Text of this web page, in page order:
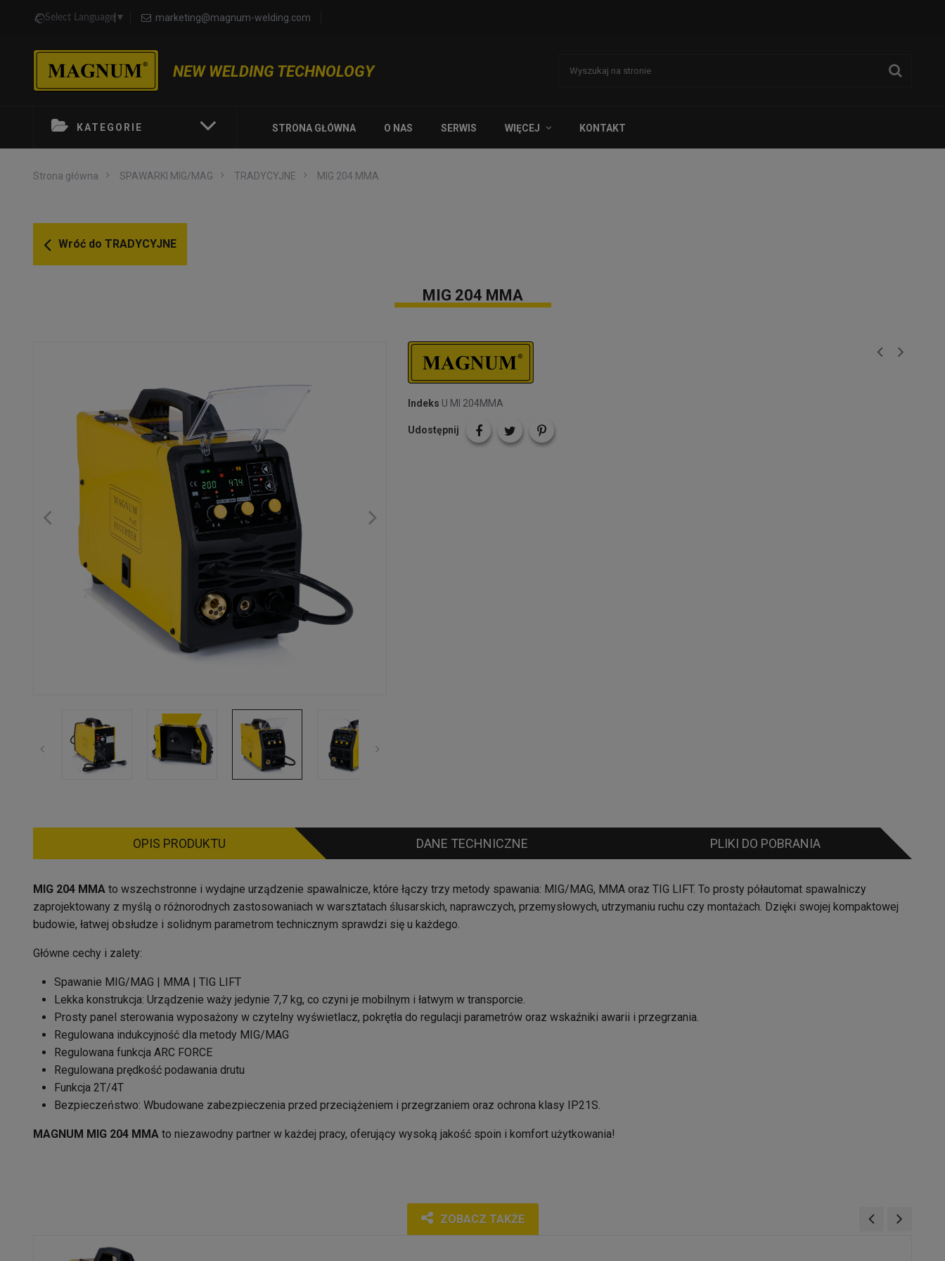
Select Language ▼ marketing@magnum-welding.com
NEW WELDING TECHNOLOGY
KATEGORIE STRONA GŁÓWNA O NAS SERWIS WIĘCEJ KONTAKT
Strona główna SPAWARKI MIG/MAG TRADYCYJNE MIG 204 MMA
Wróć do TRADYCYJNE
MIG 204 MMA
Indeks U MI 204MMA
Udostępnij
OPIS PRODUKTU DANE TECHNICZNE PLIKI DO POBRANIA
MIG 204 MMA to wszechstronne i wydajne urządzenie spawalnicze, które łączy trzy metody spawania: MIG/MAG, MMA oraz TIG LIFT. To prosty półautomat spawalniczy
zaprojektowany z myślą o różnorodnych zastosowaniach w warsztatach ślusarskich, naprawczych, przemysłowych, utrzymaniu ruchu czy montażach. Dzięki swojej kompaktowej
budowie, łatwej obsłudze i solidnym parametrom technicznym sprawdzi się u każdego.
Główne cechy i zalety:
Spawanie MIG/MAG | MMA | TIG LIFT
Lekka konstrukcja: Urządzenie waży jedynie 7,7 kg, co czyni je mobilnym i łatwym w transporcie.
Prosty panel sterowania wyposażony w czytelny wyświetlacz, pokrętła do regulacji parametrów oraz wskaźniki awarii i przegrzania.
Regulowana indukcyjność dla metody MIG/MAG
Regulowana funkcja ARC FORCE
Regulowana prędkość podawania drutu
Funkcja 2T/4T
Bezpieczeństwo: Wbudowane zabezpieczenia przed przeciążeniem i przegrzaniem oraz ochrona klasy IP21S.
MAGNUM MIG 204 MMA to niezawodny partner w każdej pracy, oferujący wysoką jakość spoin i komfort użytkowania!
ZOBACZ TAKŻE